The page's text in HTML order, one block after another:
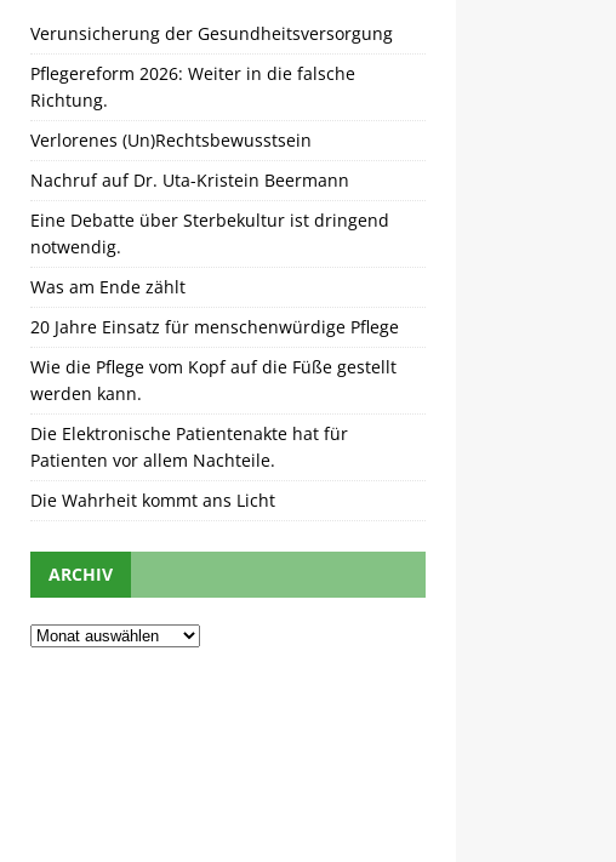
Verunsicherung der Gesundheitsversorgung
Pflegereform 2026: Weiter in die falsche
Richtung.
Verlorenes (Un)Rechtsbewusstsein
Nachruf auf Dr. Uta-Kristein Beermann
Eine Debatte über Sterbekultur ist dringend
notwendig.
Was am Ende zählt
20 Jahre Einsatz für menschenwürdige Pflege
Wie die Pflege vom Kopf auf die Füße gestellt
werden kann.
Die Elektronische Patientenakte hat für
Patienten vor allem Nachteile.
Die Wahrheit kommt ans Licht
ARCHIV